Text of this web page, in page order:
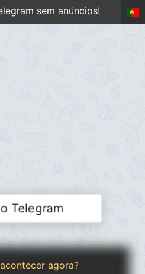
sem anúncios!
Telegram
agora?